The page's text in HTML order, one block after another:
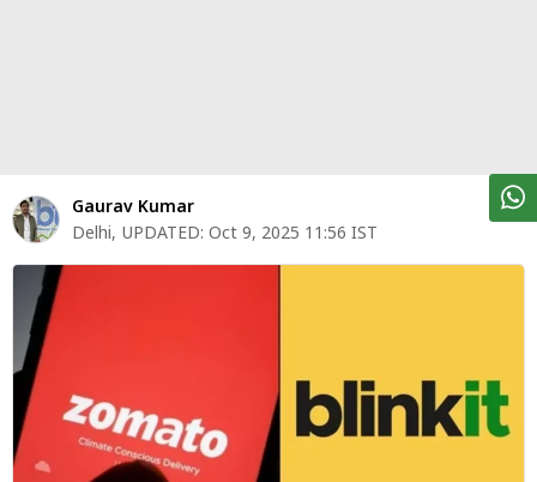
शेयर
बाज़ार
वीडियो
म्यूचुअल
फंड
Gaurav Kumar
Delhi, UPDATED: Oct 9, 2025 11:56 IST